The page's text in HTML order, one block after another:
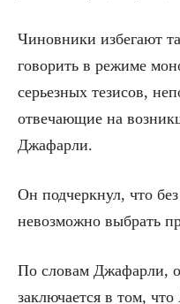
Чиновники избегают
говорить в режиме
серьезных тезисов,
отвечающие на
Джафарли.
Он подчеркнул, что
невозможно выбрать
По словам Джафарли,
заключается в том,